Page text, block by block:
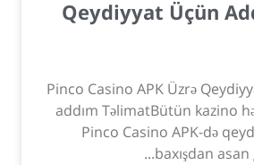
Qeydiyyat Üçün
Pinco Casino APK Üzrə
addım TəlimatBütün kazino
Pinco Casino APK-də
baxışdan asan